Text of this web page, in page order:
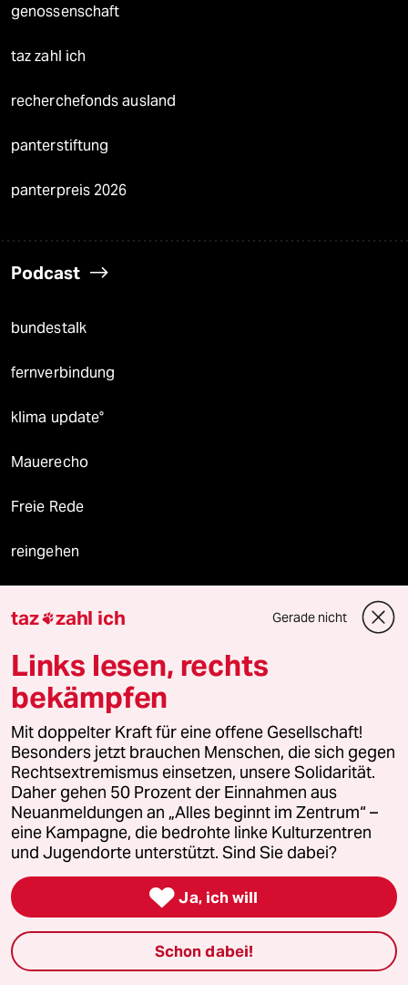
genossenschaft
taz zahl ich
recherchefonds ausland
panterstiftung
panterpreis 2026
Podcast
bundestalk
fernverbindung
klima update°
Mauerecho
Freie Rede
reingehen
team zukunft
taz frisch
taz zahl ich
taz lab Infobrief
Veranstaltungen
Demnächst
taz zahl ich Gerade nicht
Links lesen, rechts
bekämpfen
Mit doppelter Kraft für eine offene Gesellschaft!
Besonders jetzt brauchen Menschen, die sich gegen
Rechtsextremismus einsetzen, unsere Solidarität.
Daher gehen 50 Prozent der Einnahmen aus
Neuanmeldungen an „Alles beginnt im Zentrum“ –
eine Kampagne, die bedrohte linke Kulturzentren
und Jugendorte unterstützt. Sind Sie dabei?
 Ja, ich will
Schon dabei!